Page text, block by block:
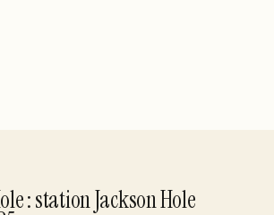
: stationJackson Hole